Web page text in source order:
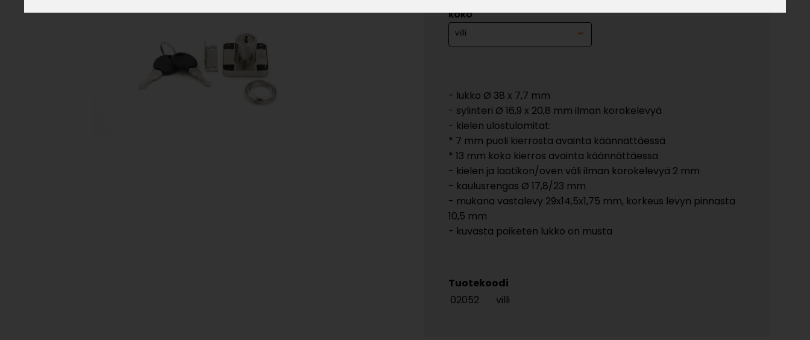
KOKO
- lukko Ø 38 x 7,7 mm
- sylinteri Ø 16,9 x 20,8 mm ilman korokelevyä
- kielen ulostulomitat:
* 7 mm puoli kierrosta avainta käännättäessä
* 13 mm koko kierros avainta käännättäessa
- kielen ja laatikon/oven väli ilman korokelevyä 2 mm
- kaulusrengas Ø 17,8/23 mm
- mukana vastalevy 29x14,5x1,75 mm, korkeus levyn pinnasta
10,5 mm
- kuvasta poiketen lukko on musta
Tuotekoodi
02052
villi